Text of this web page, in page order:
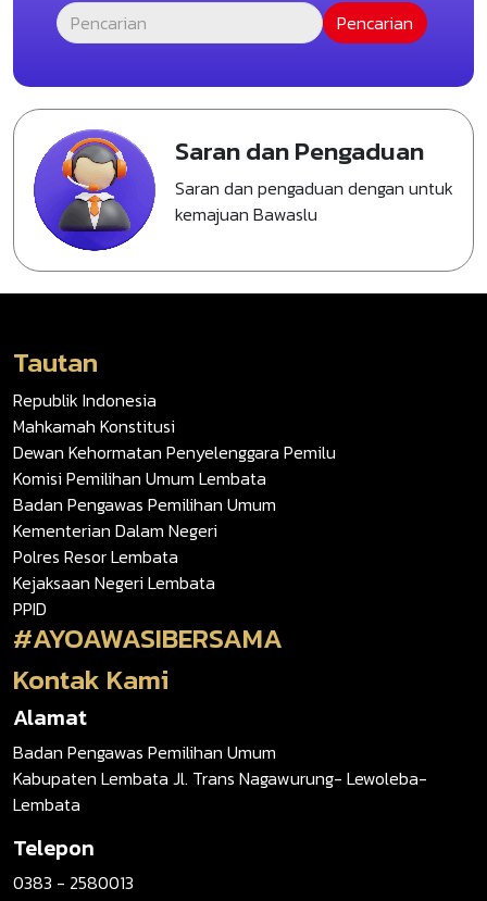
Saran dan Pengaduan
Saran dan pengaduan dengan untuk
kemajuan Bawaslu
Tautan
Republik Indonesia
Mahkamah Konstitusi
Dewan Kehormatan Penyelenggara Pemilu
Komisi Pemilihan Umum Lembata
Badan Pengawas Pemilihan Umum
Kementerian Dalam Negeri
Polres Resor Lembata
Kejaksaan Negeri Lembata
PPID
#AYOAWASIBERSAMA
Kontak Kami
Alamat
Badan Pengawas Pemilihan Umum
Kabupaten Lembata Jl. Trans Nagawurung- Lewoleba-
Lembata
Telepon
0383 - 2580013